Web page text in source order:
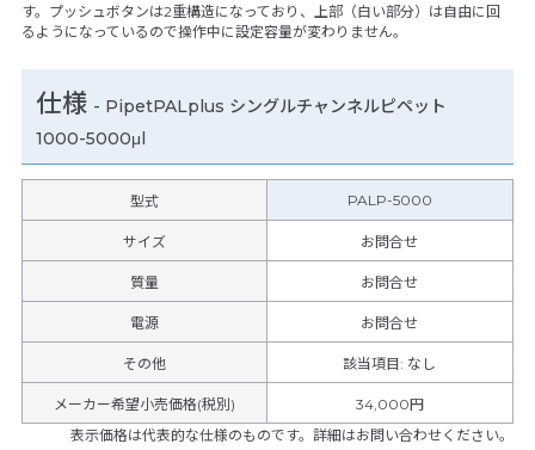
す。プッシュボタンは2重構造になっており、上部（白い部分）は自由に回
るようになっているので操作中に設定容量が変わりません。
仕様 - PipetPALplus シングルチャンネルピペット
1000-5000μl
型式 PALP-5000
サイズ お問合せ
質量 お問合せ
電源 お問合せ
その他 該当項目: なし
メーカー希望小売価格(税別)
34,000円
表示価格は代表的な仕様のものです。詳細はお問い合わせください。